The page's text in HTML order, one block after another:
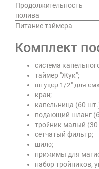
Продолжительность
полива
Питание таймера
Комплект
система
таймер "Жук";
штуцер 1/2" для
кран;
капельница (60
подающий шланг
тройник малый (30
сетчатый фильтр;
шило;
прижимы для
набор тройников,